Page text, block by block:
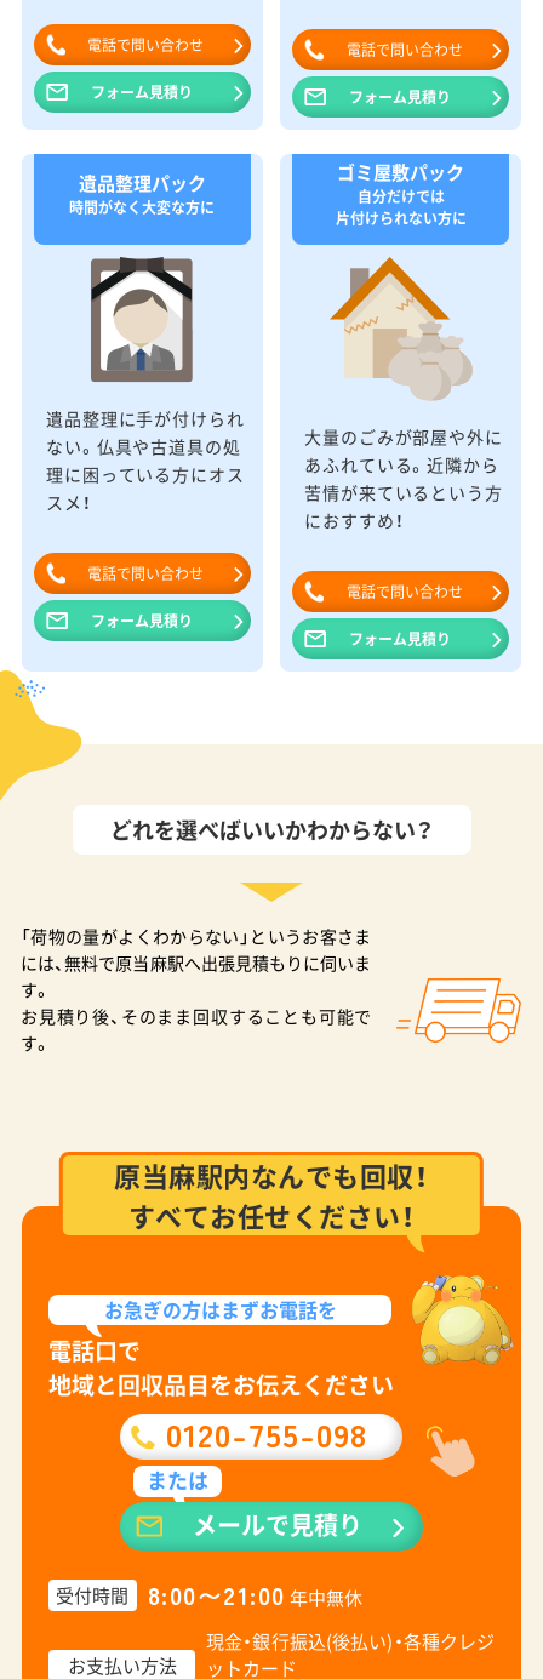
電話で問い合わせ
フォーム見積り
電話で問い合わせ
フォーム見積り
遺品整理パック
時間がなく大変な方に
遺品整理に手が付けられ
ない。仏具や古道具の処
理に困っている方にオス
スメ！
電話で問い合わせ
フォーム見積り
ゴミ屋敷パック
自分だけでは
片付けられない方に
大量のごみが部屋や外に
あふれている。近隣から
苦情が来ているという方
におすすめ！
電話で問い合わせ
フォーム見積り
どれを選べばいいかわからない？
「荷物の量がよくわからない」というお客さま
には、無料で原当麻駅へ出張見積もりに伺いま
す。
お見積り後、そのまま回収することも可能で
す。
原当麻駅内なんでも回収！
すべてお任せください！
お急ぎの方はまずお電話を
電話口で
地域と回収品目をお伝えください
0120-755-098
または
メールで見積り
受付時間 8:00〜21:00 年中無休
お支払い方法
現金・銀行振込(後払い)・各種クレジ
ットカード